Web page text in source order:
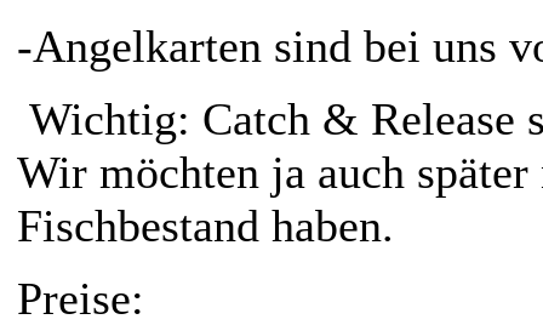
-Angelkarten sind bei uns
Wichtig: Catch & Release
Wir möchten ja auch
Fischbestand haben.
Preise: